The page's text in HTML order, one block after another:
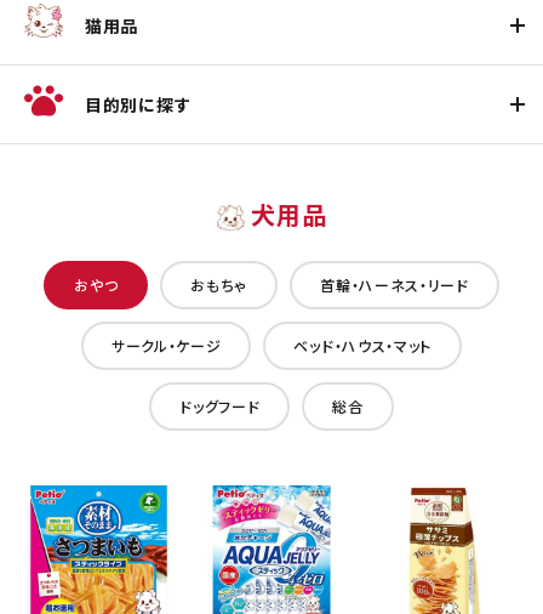
猫用品
目的別に探す
犬用品
おやつ おもちゃ 首輪・ハーネス・リード
サークル・ケージ ベッド・ハウス・マット
ドッグフード 総合